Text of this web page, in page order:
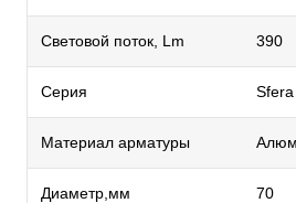
Световой поток, Lm 390
Серия Sfera
Материал арматуры
Диаметр,мм 70